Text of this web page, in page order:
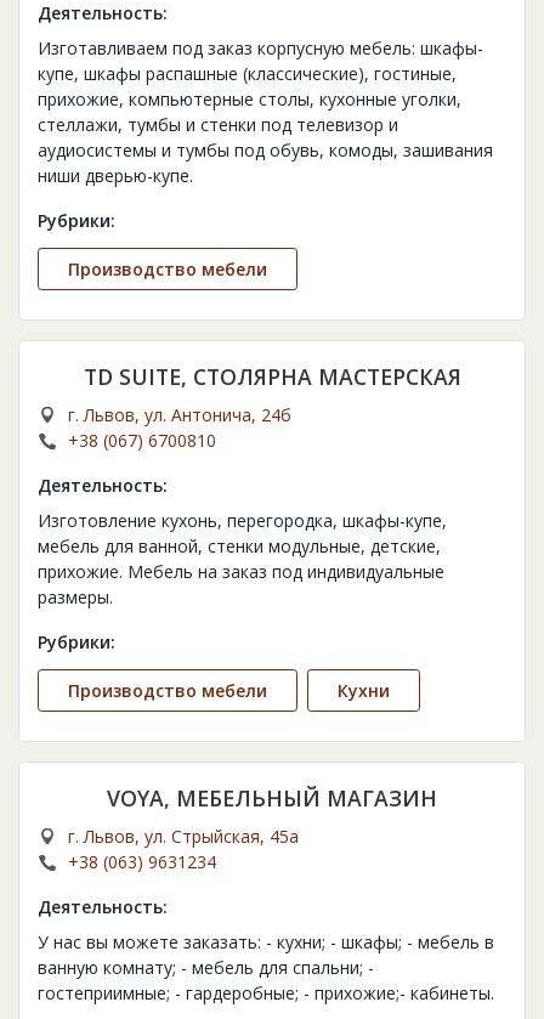
Деятельность:
Изготавливаем под заказ корпусную мебель: шкафы-
купе, шкафы распашные (классические), гостиные,
прихожие, компьютерные столы, кухонные уголки,
стеллажи, тумбы и стенки под телевизор и
аудиосистемы и тумбы под обувь, комоды, зашивания
ниши дверью-купе.
Рубрики:
Производство мебели
TD SUITE, СТОЛЯРНА МАСТЕРСКАЯ
г. Львов, ул. Антонича, 24б
+38 (067) 6700810
Деятельность:
Изготовление кухонь, перегородка, шкафы-купе,
мебель для ванной, стенки модульные, детские,
прихожие. Мебель на заказ под индивидуальные
размеры.
Рубрики:
Производство мебели Кухни
VOYA, МЕБЕЛЬНЫЙ МАГАЗИН
г. Львов, ул. Стрыйская, 45а
+38 (063) 9631234
Деятельность:
У нас вы можете заказать: - кухни; - шкафы; - мебель в
ванную комнату; - мебель для спальни; -
гостеприимные; - гардеробные; - прихожие;- кабинеты.